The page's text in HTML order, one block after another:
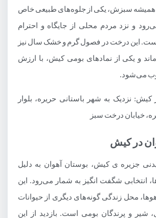
همیشه سبزش، یکی از جلوه‌های طبیعی خاص
و نزد مردم محلی از جایگاه و احترام
است. این درخت در فصول گرم و خشک سال نیز
و یکی از نمادهای بومی کیش، با ارزش
می‌شود.
نزدیک به شهر باستانی حریره، بلوار
خیابان درخت سبز
جزیره ی کیش، بوستان آهوان به دلیل
انتخابی شگفت انگیز به شمار می‌رود. این
محل زندگی گونه‌های دیگری از حیوانات
شیر و پرندگان بومی است. بازدید از این